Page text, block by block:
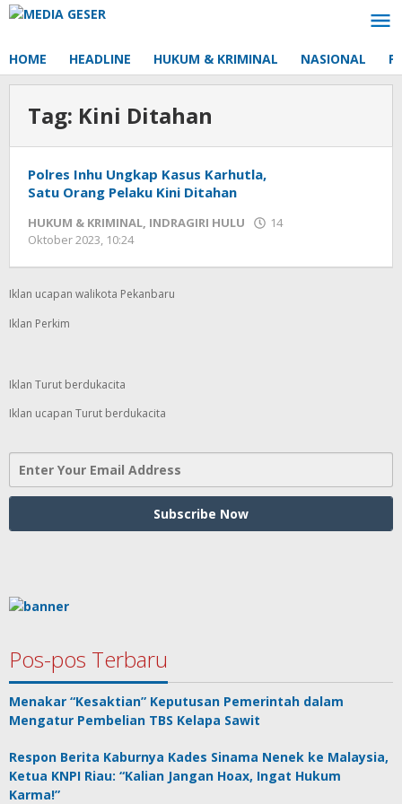
Lewati
HOME HEADLINE HUKUM & KRIMINAL NASIONAL
Tag: Kini Ditahan
Polres Inhu Ungkap Kasus Karhutla,
Satu Orang Pelaku Kini Ditahan
HUKUM & KRIMINAL, INDRAGIRI HULU
14
Oktober 2023, 10:24
Iklan ucapan walikota Pekanbaru
Iklan Perkim
Iklan Turut berdukacita
Iklan ucapan Turut berdukacita
Pos-pos Terbaru
Menakar “Kesaktian” Keputusan Pemerintah dalam
Mengatur Pembelian TBS Kelapa Sawit
Respon Berita Kaburnya Kades Sinama Nenek ke Malaysia,
Ketua KNPI Riau: “Kalian Jangan Hoax, Ingat Hukum
Karma!”